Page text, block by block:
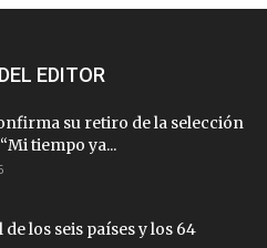
EDITOR
su retiro de la selección
tiempo ya...
los seis países y los 64